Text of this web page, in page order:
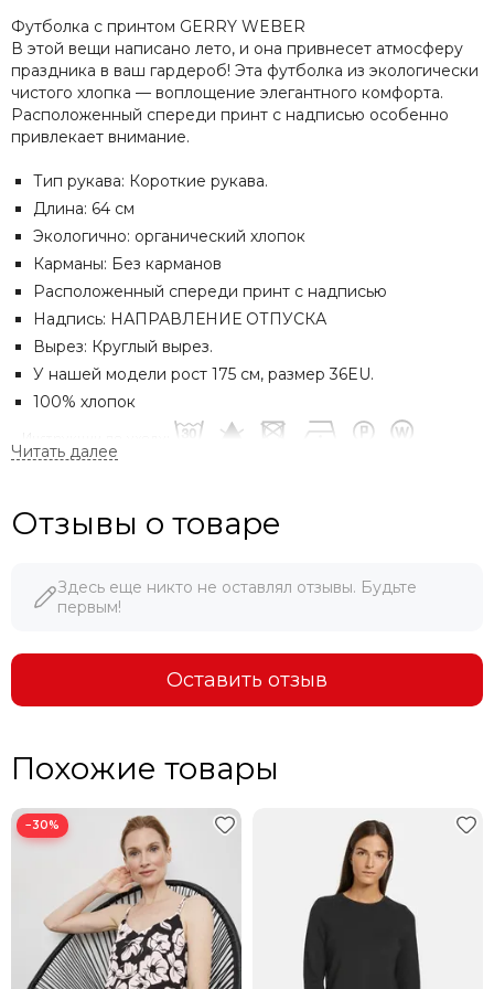
Футболка с принтом GERRY WEBER
В этой вещи написано лето, и она привнесет атмосферу
праздника в ваш гардероб! Эта футболка из экологически
чистого хлопка — воплощение элегантного комфорта.
Расположенный спереди принт с надписью особенно
привлекает внимание.
Тип рукава: Короткие рукава.
Длина: 64 см
Экологично: органический хлопок
Карманы: Без карманов
Расположенный спереди принт с надписью
Надпись: НАПРАВЛЕНИЕ ОТПУСКА
Вырез: Круглый вырез.
У нашей модели рост 175 см, размер 36EU.
100% хлопок
Отзывы о товаре
Здесь еще никто не оставлял отзывы. Будьте
первым!
Оставить отзыв
Похожие товары
−30%